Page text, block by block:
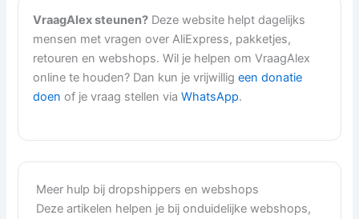
VraagAlex steunen? Deze website helpt dagelijks
mensen met vragen over AliExpress, pakketjes,
retouren en webshops. Wil je helpen om VraagAlex
online te houden? Dan kun je vrijwilligeen donatie
doen of je vraag stellen viaWhatsApp.
Meer hulp bij dropshippers en webshops
Deze artikelen helpen je bij onduidelijke webshops,